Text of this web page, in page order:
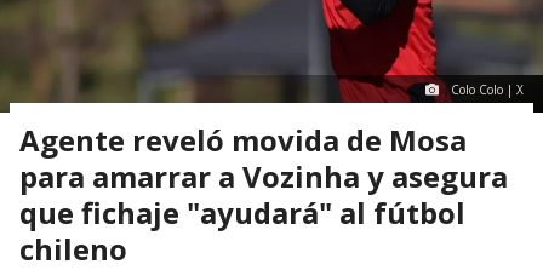
Colo Colo | X
Agente reveló movida de Mosa
para amarrar a Vozinha y asegura
que fichaje "ayudará" al fútbol
chileno